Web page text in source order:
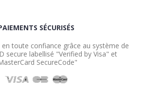
SÉCURISÉS
en toute confiance grâce au système de
secure labellisé "Verified by Visa" et
SecureCode"